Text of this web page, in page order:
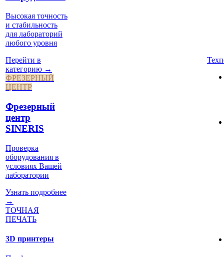
Высокая точность
и стабильность
для лабораторий
любого уровня
Перейти в
категорию →
ФРЕЗЕРНЫЙ
ЦЕНТР
Фрезерный
центр
SINERIS
Проверка
оборудования в
условиях Вашей
лаборатории
Узнать подробнее
→
ТОЧНАЯ
ПЕЧАТЬ
3D принтеры